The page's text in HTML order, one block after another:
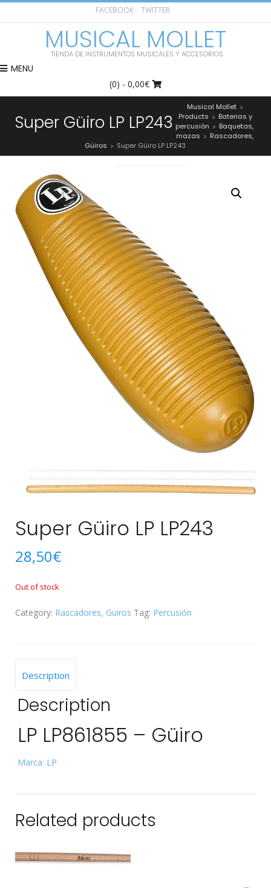
FACEBOOK TWITTER
MUSICAL MOLLET
TIENDA DE INSTRUMENTOS MUSICALES Y ACCESORIOS
MENU
(0) - 0,00€
Super Güiro LP LP243
Musical Mollet >
Products > Baterias y
percusión > Baquetas,
mazas > Rascadores,
Güiros > Super Güiro LP LP243
Super Güiro LP LP243
28,50€
Out of stock
Category: Rascadores, Güiros Tag: Percusión
Description
Description
LP LP861855 – Güiro
Marca: LP
Related products